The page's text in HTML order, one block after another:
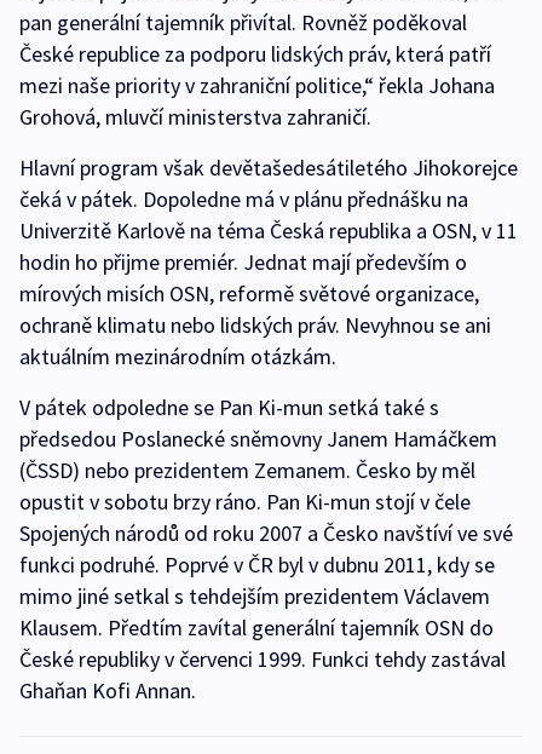
pan generální tajemník přivítal. Rovněž poděkoval
České republice za podporu lidských práv, která patří
mezi naše priority v zahraniční politice,“ řekla Johana
Grohová, mluvčí ministerstva zahraničí.
Hlavní program však devětašedesátiletého Jihokorejce
čeká v pátek. Dopoledne má v plánu přednášku na
Univerzitě Karlově na téma Česká republika a OSN, v 11
hodin ho přijme premiér. Jednat mají především o
mírových misích OSN, reformě světové organizace,
ochraně klimatu nebo lidských práv. Nevyhnou se ani
aktuálním mezinárodním otázkám.
V pátek odpoledne se Pan Ki-mun setká také s
předsedou Poslanecké sněmovny Janem Hamáčkem
(ČSSD) nebo prezidentem Zemanem. Česko by měl
opustit v sobotu brzy ráno. Pan Ki-mun stojí v čele
Spojených národů od roku 2007 a Česko navštíví ve své
funkci podruhé. Poprvé v ČR byl v dubnu 2011, kdy se
mimo jiné setkal s tehdejším prezidentem Václavem
Klausem. Předtím zavítal generální tajemník OSN do
České republiky v červenci 1999. Funkci tehdy zastával
Ghaňan Kofi Annan.